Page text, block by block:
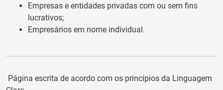
Empresas e entidades privadas com ou sem fins
lucrativos;
Empresários em nome individual.
Página escrita de acordo com os princípios da Linguagem